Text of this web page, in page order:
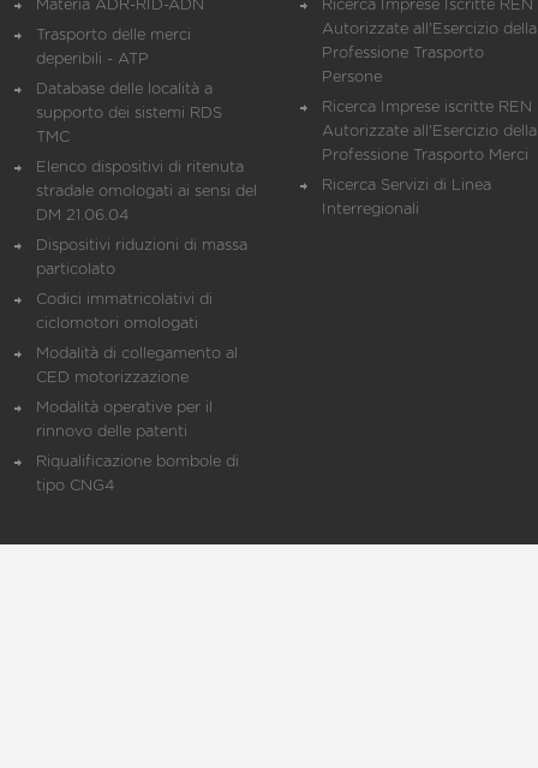
Materia ADR-RID-ADN
Trasporto delle merci
deperibili - ATP
Database delle località a
supporto dei sistemi RDS
TMC
Elenco dispositivi di ritenuta
stradale omologati ai sensi del
DM 21.06.04
Dispositivi riduzioni di massa
particolato
Codici immatricolativi di
ciclomotori omologati
Modalità di collegamento al
CED motorizzazione
Modalità operative per il
rinnovo delle patenti
Riqualificazione bombole di
tipo CNG4
Ricerca Imprese Iscritte REN
Autorizzate all'Esercizio della
Professione Trasporto
Persone
Ricerca Imprese iscritte REN
Autorizzate all'Esercizio della
Professione Trasporto Merci
Ricerca Servizi di Linea
Interregionali